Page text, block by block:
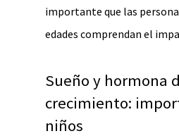
importante que las
edades comprendan el
Sueño y hormona
crecimiento:
niños